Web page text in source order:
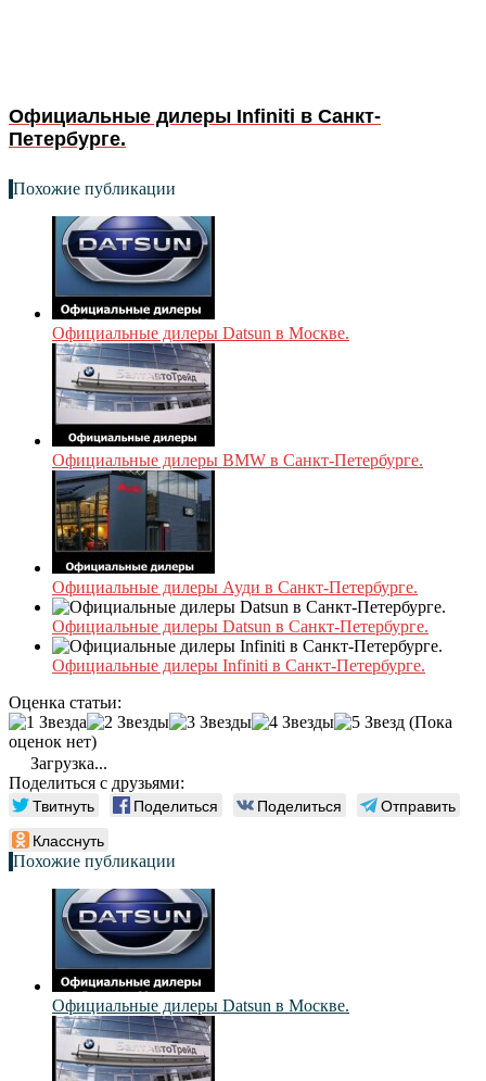
Официальные дилеры Infiniti в Санкт-
Петербурге.
Похожие публикации
Официальные дилеры Datsun в Москве.
Официальные дилеры BMW в Санкт-Петербурге.
Официальные дилеры Ауди в Санкт-Петербурге.
Официальные дилеры Datsun в Санкт-Петербурге.
Официальные дилеры Infiniti в Санкт-Петербурге.
Оценка статьи:
(Пока
оценок нет)
Загрузка...
Поделиться с друзьями:
Твитнуть Поделиться Поделиться
Отправить
Класснуть
Похожие публикации
Официальные дилеры Datsun в Москве.